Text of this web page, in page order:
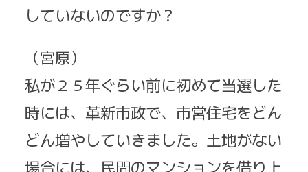
していないのですか？
（宮原）
私が２５年ぐらい前に初めて当選した
時には、革新市政で、市営住宅をどん
どん増やしていきました。土地がない
場合には、民間のマンションを借り上